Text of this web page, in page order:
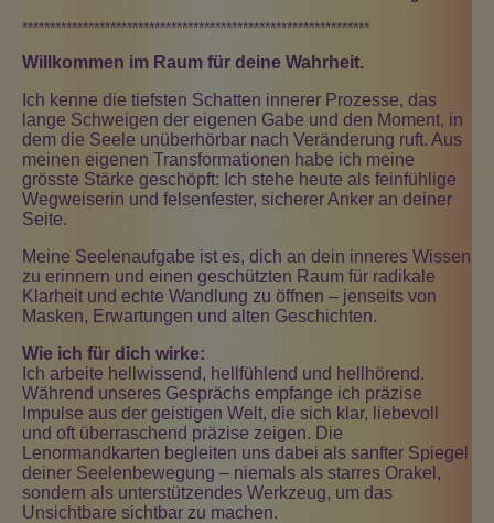
***************************************************************
Willkommen im Raum für deine Wahrheit.
Ich kenne die tiefsten Schatten innerer Prozesse, das
lange Schweigen der eigenen Gabe und den Moment, in
dem die Seele unüberhörbar nach Veränderung ruft. Aus
meinen eigenen Transformationen habe ich meine
grösste Stärke geschöpft: Ich stehe heute als feinfühlige
Wegweiserin und felsenfester, sicherer Anker an deiner
Seite.
Meine Seelenaufgabe ist es, dich an dein inneres Wissen
zu erinnern und einen geschützten Raum für radikale
Klarheit und echte Wandlung zu öffnen – jenseits von
Masken, Erwartungen und alten Geschichten.
Wie ich für dich wirke:
Ich arbeite hellwissend, hellfühlend und hellhörend.
Während unseres Gesprächs empfange ich präzise
Impulse aus der geistigen Welt, die sich klar, liebevoll
und oft überraschend präzise zeigen. Die
Lenormandkarten begleiten uns dabei als sanfter Spiegel
deiner Seelenbewegung – niemals als starres Orakel,
sondern als unterstützendes Werkzeug, um das
Unsichtbare sichtbar zu machen.